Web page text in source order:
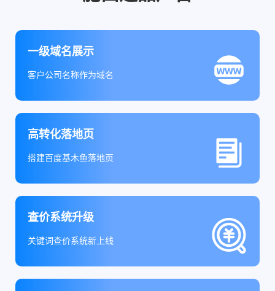
一级域名展示
客户公司名称作为域名
高转化落地页
搭建百度基木鱼落地页
查价系统升级
关键词查价系统新上线